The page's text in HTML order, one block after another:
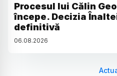
Procesul lui Călin
începe. Decizia
definitivă
06.08.2026